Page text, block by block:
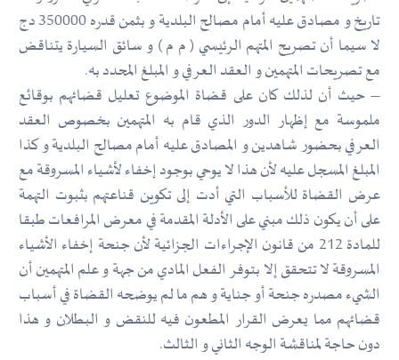
تاريخ و مصادق عليه أمام مصالح البلدية و بثمن قدره 350000 دج
لا سيما أن تصريح المتهم الرئيسي ( م م ) و سائق السيارة يتناقض
مع تصريحات المتهمين و العقد العرفي و المبلغ المحدد به.
– حيث أن لذلك كان على قضاة الموضوع تعليل قضائهم بوقائع
ملموسة مع إظهار الدور الذي قام به المتهمين بخصوص العقد
العرفي بحضور شاهدين و المصادق عليه أمام مصالح البلدية و كذا
المبلغ المسجل عليه لأن هذا لا يوحي بوجود إخفاء لأشياء المسروقة مع
عرض القضاة للأسباب التي أدت إلى تكوين قناعتهم بثبوت التهمة
على أن يكون ذلك مبني على الأدلة المقدمة في معرض المرافعات طبقا
للمادة 212 من قانون الإجراءات الجزائية لأن جنحة إخفاء الأشياء
المسروقة لا تتحقق إلا بتوفر الفعل المادي من جهة و علم المتهمين أن
الشيء مصدره جنحة أو جناية و هم ما لم يوضحه القضاة في أسباب
قضائهم مما يعرض القرار المطعون فيه للنقض و البطلان و هذا
دون حاجة لمناقشة الوجه الثاني و الثالث.